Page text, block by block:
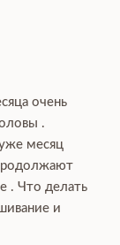
очень
.
месяц
. Что делать
и